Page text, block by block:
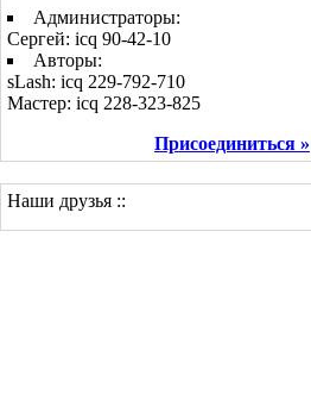
Администраторы:
Сергей: icq 90-42-10
Авторы:
sLash: icq 229-792-710
Мастер: icq 228-323-825
Присоединиться »
Наши друзья ::